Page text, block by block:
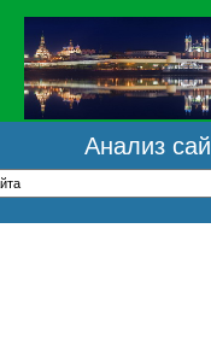
Анализ